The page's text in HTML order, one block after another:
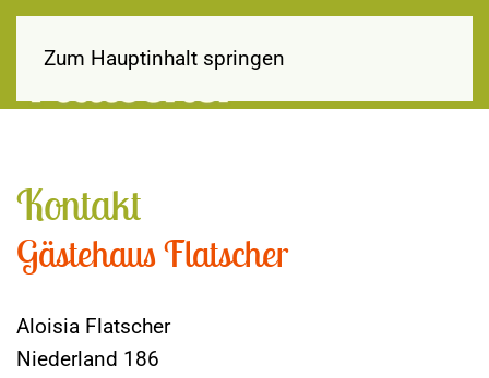
Zum Hauptinhalt springen
Kontakt
Gästehaus Flatscher
Aloisia Flatscher
Niederland 186